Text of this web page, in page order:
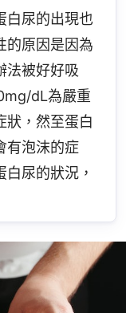
白尿的出現也
的原因是因為
法被好好吸
dL為嚴重
狀，然至蛋白
有泡沫的症
尿的狀況，